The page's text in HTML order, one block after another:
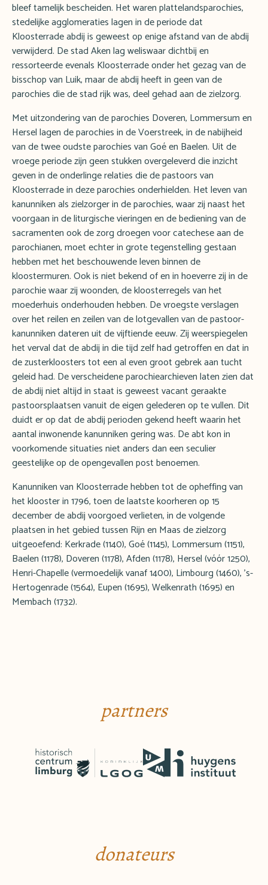
bleef tamelijk bescheiden. Het waren plattelandsparochies,
stedelijke agglomeraties lagen in de periode dat
Kloosterrade abdij is geweest op enige afstand van de abdij
verwijderd. De stad Aken lag weliswaar dichtbij en
ressorteerde evenals Kloosterrade onder het gezag van de
bisschop van Luik, maar de abdij heeft in geen van de
parochies die de stad rijk was, deel gehad aan de zielzorg.
Met uitzondering van de parochies Doveren, Lommersum en
Hersel lagen de parochies in de Voerstreek, in de nabijheid
van de twee oudste parochies van Goé en Baelen. Uit de
vroege periode zijn geen stukken overgeleverd die inzicht
geven in de onderlinge relaties die de pastoors van
Kloosterrade in deze parochies onderhielden. Het leven van
kanunniken als zielzorger in de parochies, waar zij naast het
voorgaan in de liturgische vieringen en de bediening van de
sacramenten ook de zorg droegen voor catechese aan de
parochianen, moet echter in grote tegenstelling gestaan
hebben met het beschouwende leven binnen de
kloostermuren. Ook is niet bekend of en in hoeverre zij in de
parochie waar zij woonden, de kloosterregels van het
moederhuis onderhouden hebben. De vroegste verslagen
over het reilen en zeilen van de lotgevallen van de pastoor-
kanunniken dateren uit de vijftiende eeuw. Zij weerspiegelen
het verval dat de abdij in die tijd zelf had getroffen en dat in
de zusterkloosters tot een al even groot gebrek aan tucht
geleid had. De verscheidene parochiearchieven laten zien dat
de abdij niet altijd in staat is geweest vacant geraakte
pastoorsplaatsen vanuit de eigen gelederen op te vullen. Dit
duidt er op dat de abdij perioden gekend heeft waarin het
aantal inwonende kanunniken gering was. De abt kon in
voorkomende situaties niet anders dan een seculier
geestelijke op de opengevallen post benoemen.
Kanunniken van Kloosterrade hebben tot de opheffing van
het klooster in 1796, toen de laatste koorheren op 15
december de abdij voorgoed verlieten, in de volgende
plaatsen in het gebied tussen Rijn en Maas de zielzorg
uitgeoefend: Kerkrade (1140), Goé (1145), Lommersum (1151),
Baelen (1178), Doveren (1178), Afden (1178), Hersel (vóór 1250),
Henri-Chapelle (vermoedelijk vanaf 1400), Limbourg (1460), 's-
Hertogenrade (1564), Eupen (1695), Welkenrath (1695) en
Membach (1732).
partners
donateurs